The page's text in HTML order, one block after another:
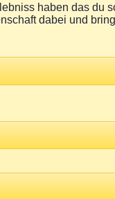
haben das du
dabei und